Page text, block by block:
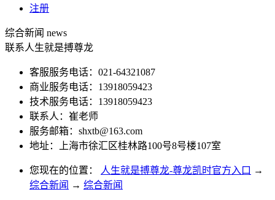
注册
综合新闻 news
联系人生就是搏尊龙
客服服务电话：021-64321087
商业服务电话：13918059423
技术服务电话：13918059423
联系人：崔老师
服务邮箱： shxtb@163.com
地址：上海市徐汇区桂林路100号8号楼107室
您现在的位置： 人生就是搏尊龙-尊龙凯时官方入口 →
综合新闻 → 综合新闻